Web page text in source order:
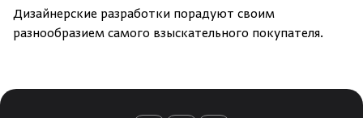
Дизайнерские разработки порадуют своим
разнообразием самого взыскательного покупателя.